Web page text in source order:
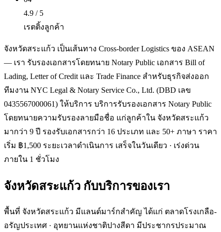
4.9 / 5
เรตติ้งลูกค้า
จังหวัดสระแก้ว เป็นเส้นทาง Cross-border Logistics ของ ASEAN
— เรา รับรองเอกสารโดยทนาย Notary Public เอกสาร Bill of
Lading, Letter of Credit และ Trade Finance สำหรับธุรกิจส่งออก
ทีมงาน NYC Legal & Notary Service Co., Ltd. (DBD เลข
0435567000061) ให้บริการ บริการรับรองเอกสาร Notary Public
โดยทนายความรับรองลายมือชื่อ แก่ลูกค้าใน จังหวัดสระแก้ว
มากว่า 9 ปี รองรับเอกสารกว่า 16 ประเภท และ 50+ ภาษา ราคา
เริ่ม ฿1,500 ระยะเวลาดำเนินการ เสร็จในวันเดียว · เร่งด่วน
ภายใน 1 ชั่วโมง
จังหวัดสระแก้ว กับบริการของเรา
พื้นที่ จังหวัดสระแก้ว มีแลนด์มาร์กสำคัญ ได้แก่ ตลาดโรงเกลือ-
อรัญประเทศ · อุทยานแห่งชาติปางสีดา มีประชากรประมาณ